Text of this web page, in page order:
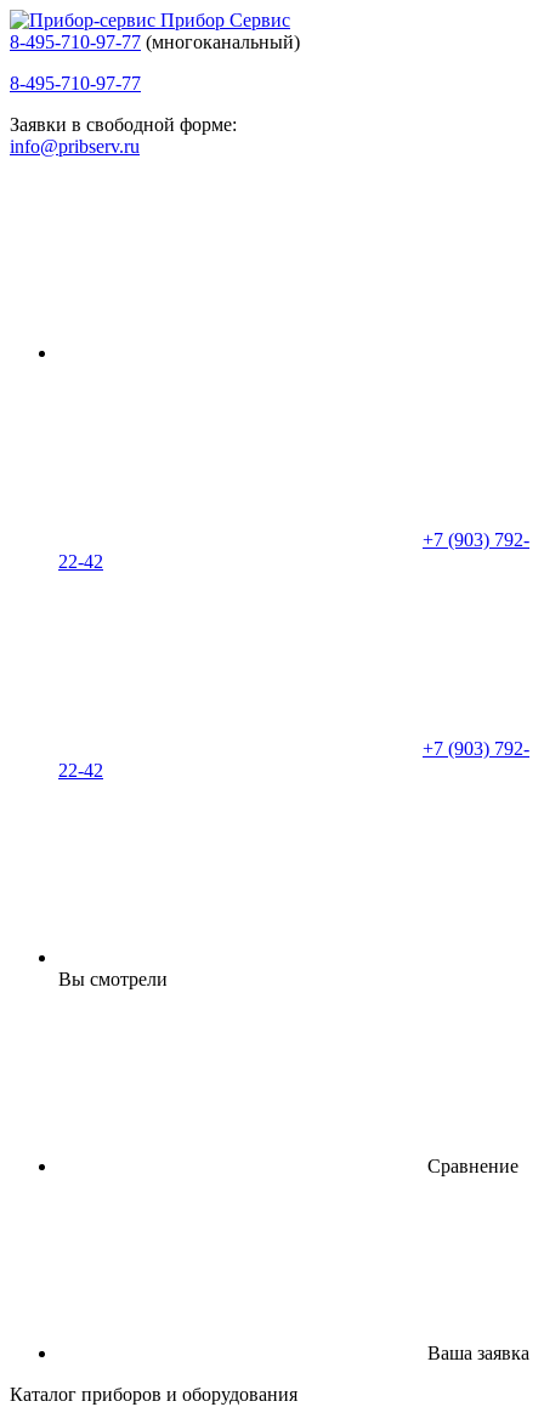
Прибор Сервис
8-495-710-97-77 (многоканальный)
8-495-710-97-77
Заявки в свободной форме:
info@pribserv.ru
+7 (903) 792-
22-42
+7 (903) 792-
22-42
Вы смотрели
Сравнение
Ваша заявка
Каталог приборов и оборудования